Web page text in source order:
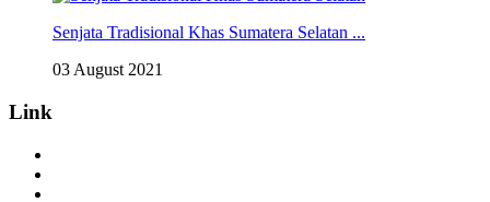
Senjata Tradisional Khas Sumatera Selatan ...
03 August 2021
Link